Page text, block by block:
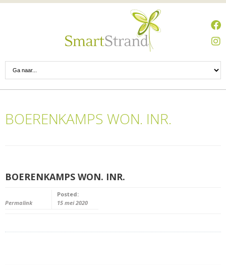
BOERENKAMPS WON. INR.
BOERENKAMPS WON. INR.
Permalink
Posted:
15 mei 2020